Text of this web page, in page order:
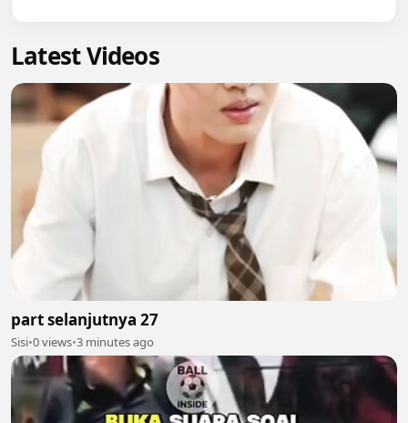
Latest Videos
part selanjutnya 27
Sisi•0 views•3 minutes ago